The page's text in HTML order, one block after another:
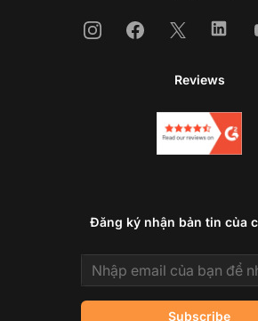
InstagramFacebook
X
Reviews
Đăng ký nhận bản tin của
Email address
Subscribe